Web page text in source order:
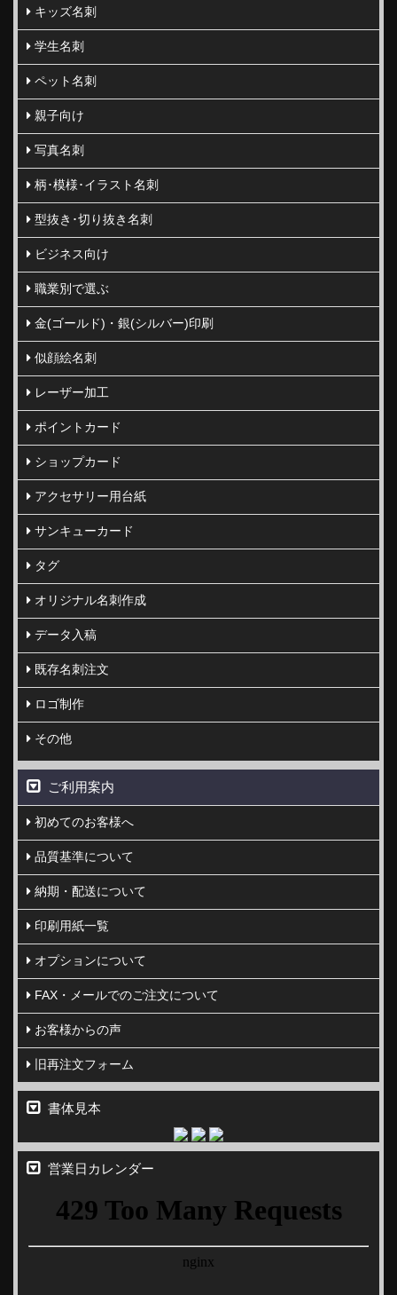
キッズ名刺
学生名刺
ペット名刺
親子向け
写真名刺
柄･模様･イラスト名刺
型抜き･切り抜き名刺
ビジネス向け
職業別で選ぶ
金(ゴールド)・銀(シルバー)印刷
似顔絵名刺
レーザー加工
ポイントカード
ショップカード
アクセサリー用台紙
サンキューカード
タグ
オリジナル名刺作成
データ入稿
既存名刺注文
ロゴ制作
その他
ご利用案内
初めてのお客様へ
品質基準について
納期・配送について
印刷用紙一覧
オプションについて
FAX・メールでのご注文について
お客様からの声
旧再注文フォーム
書体見本
営業日カレンダー